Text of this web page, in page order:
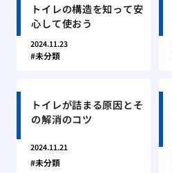
トイレの構造を知って安
心して使おう
2024.11.23
未分類
トイレが詰まる原因とそ
の解消のコツ
2024.11.21
未分類